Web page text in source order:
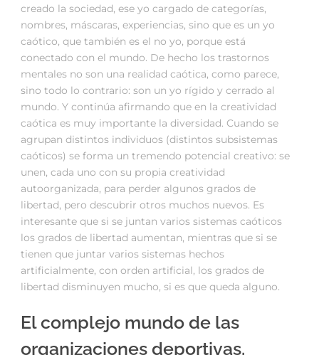
creado la sociedad, ese yo cargado de categorías,
nombres, máscaras, experiencias, sino que es un yo
caótico, que también es el no yo, porque está
conectado con el mundo. De hecho los trastornos
mentales no son una realidad caótica, como parece,
sino todo lo contrario: son un yo rígido y cerrado al
mundo. Y continúa afirmando que en la creatividad
caótica es muy importante la diversidad. Cuando se
agrupan distintos individuos (distintos subsistemas
caóticos) se forma un tremendo potencial creativo: se
unen, cada uno con su propia creatividad
autoorganizada, para perder algunos grados de
libertad, pero descubrir otros muchos nuevos. Es
interesante que si se juntan varios sistemas caóticos
los grados de libertad aumentan, mientras que si se
tienen que juntar varios sistemas hechos
artificialmente, con orden artificial, los grados de
libertad disminuyen mucho, si es que queda alguno.
El complejo mundo de las
organizaciones deportivas.